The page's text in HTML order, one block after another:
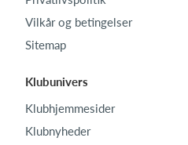
Vilkår og betingelser
Sitemap
Klubunivers
Klubhjemmesider
Klubnyheder